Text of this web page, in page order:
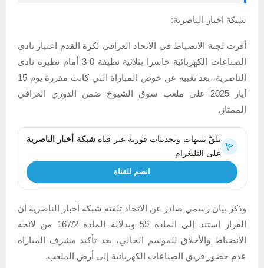
شبكة اخبار الناصرية:
أقرت لجنة الانضباط في الاتحاد العراقي لكرة القدم اعتبار نادي
الصناعات الكهربائية خاسرا بثلاثية نظيفة 0-3 أمام نظيره نادي
الناصرية، بعد تغيبه عن خوض المباراة التي كانت مقررة يوم 15
أيار 2025 على ملعب سوق الشيوخ ضمن الدوري العراقي
الممتاز.
تلقَّ تنبيهات وتحديثات فورية عبر قناةشبكة أخبار الناصرية
على التليغرام
انضم للقناة
وذكر بيان رسمي صادر عن الاتحاد تلقته شبكة أخبار الناصرية أن
القرار استند إلى المادة 59 وبدلالة المادة 167/2 من لائحة
الانضباط والأخلاق للموسم الحالي، بعد تأكيد مشرف المباراة
عدم حضور فريق الصناعات الكهربائية إلى أرض الملعب.